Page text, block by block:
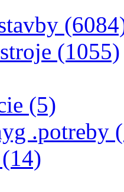
(1055)
(5)
.potreby